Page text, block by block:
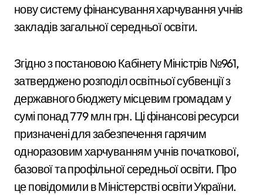
нову систему фінансування харчування учнів
закладів загальної середньої освіти.
Згідно з постановою Кабінету Міністрів №961,
затверджено розподіл освітньої субвенції з
державного бюджету місцевим громадам у
сумі понад 779 млн грн. Ці фінансові ресурси
призначені для забезпечення гарячим
одноразовим харчуванням учнів початкової,
базової та профільної середньої освіти. Про
це повідомили в Міністерстві освіти України.